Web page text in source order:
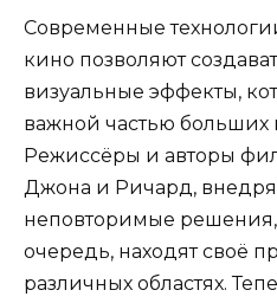
Современные
кино позволяют
визуальные эффекты,
важной частью больших
Режиссёры и авторы
Джона и Ричард,
неповторимые решения,
очередь, находят своё
различных областях.